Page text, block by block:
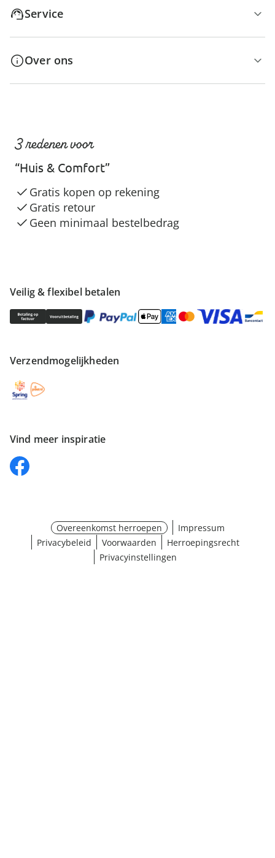
Service
Over ons
Veilig & flexibel betalen
Verzendmogelijkheden
Vind meer inspiratie
3 redenen voor
“Huis & Comfort”
Gratis kopen op rekening
Gratis retour
Geen minimaal bestelbedrag
Overeenkomst herroepen
Impressum
Privacybeleid
Voorwaarden
Herroepingsrecht
Privacyinstellingen